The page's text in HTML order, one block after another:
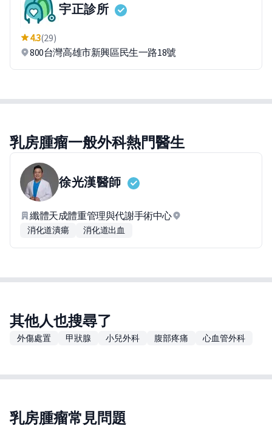
宇正診所
4.3(29)
800台灣高雄市新興區民生一路18號
乳房腫瘤一般外科熱門醫生
徐光漢醫師
纖體天成體重管理與代謝手術中心
消化道潰瘍 消化道出血
其他人也搜尋了
外傷處置 甲狀腺 小兒外科 腹部疼痛 心血管外科
乳房腫瘤常見問題